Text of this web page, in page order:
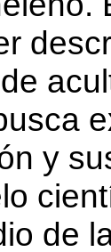
y
de